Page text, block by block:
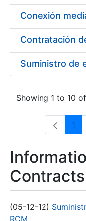
Showing 1 to 10
1
(05-12-12)
RCM